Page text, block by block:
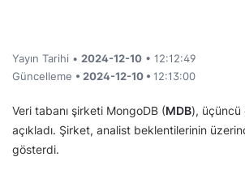
Yayın Tarihi • 2024-12-10 • 12:12:49
Güncelleme • 2024-12-10 • 12:13:00
Veri tabanı şirketi MongoDB (MDB), üçüncü
açıkladı. Şirket, analist beklentilerinin
gösterdi.